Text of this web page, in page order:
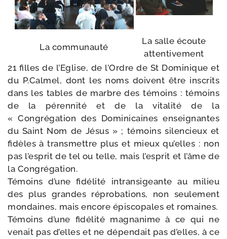
La com­mu­nau­té
La salle écoute
attentivement
21 filles de l’Eglise, de l’Ordre de St Dominique et
du P.Calmel, dont les noms doivent être ins­crits
dans les tables de marbre des témoins : témoins
de la péren­ni­té et de la vita­li­té de la
« Congrégation des Dominicaines ensei­gnantes
du Saint Nom de Jésus » ; témoins silen­cieux et
fidèles à trans­mettre plus et mieux qu’elles : non
pas l’esprit de tel ou telle, mais l’esprit et l’âme de
la Congrégation.
Témoins d’une fidé­li­té intran­si­geante au milieu
des plus grandes répro­ba­tions, non seule­ment
mon­daines, mais encore épis­co­pales et romaines.
Témoins d’une fidé­li­té magna­nime à ce qui ne
venait pas d’elles et ne dépen­dait pas d’elles, à ce